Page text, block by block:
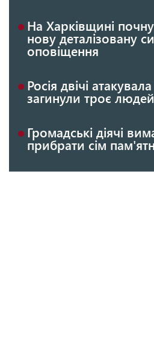
На Харківщині
нову деталізовану
оповіщення
Росія двічі
загинули троє людей
Громадські діячі
прибрати сім